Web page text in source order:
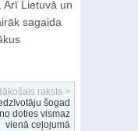
Arī Lietuvā un
sagaida
raksts >
šogad
doties vismaz
vienā ceļojumā